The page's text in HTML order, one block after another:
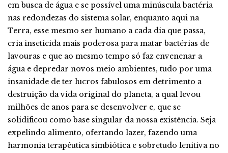
em busca de água e se possível uma minúscula bactéria
nas redondezas do sistema solar, enquanto aqui na
Terra, esse mesmo ser humano a cada dia que passa,
cria inseticida mais poderosa para matar bactérias de
lavouras e que ao mesmo tempo só faz envenenar a
água e depredar novos meio ambientes, tudo por uma
insanidade de ter lucros fabulosos em detrimento a
destruição da vida original do planeta, a qual levou
milhões de anos para se desenvolver e, que se
solidificou como base singular da nossa existência. Seja
expelindo alimento, ofertando lazer, fazendo uma
harmonia terapêutica simbiótica e sobretudo lenitiva no